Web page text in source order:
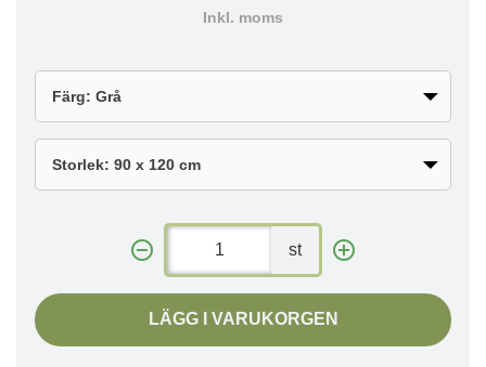
Inkl. moms
st
LÄGG I VARUKORGEN